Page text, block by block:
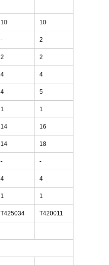
10 10
- 2
2 2
4 4
4 5
1 1
14 16
14 18
- -
4 4
1 1
T425034 T420011